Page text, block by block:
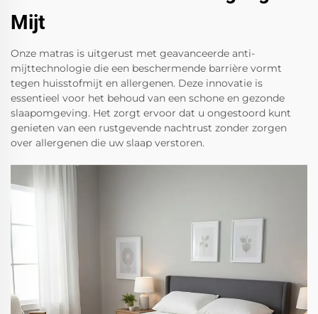
Mijt
Onze matras is uitgerust met geavanceerde anti-
mijttechnologie die een beschermende barrière vormt
tegen huisstofmijt en allergenen. Deze innovatie is
essentieel voor het behoud van een schone en gezonde
slaapomgeving. Het zorgt ervoor dat u ongestoord kunt
genieten van een rustgevende nachtrust zonder zorgen
over allergenen die uw slaap verstoren.